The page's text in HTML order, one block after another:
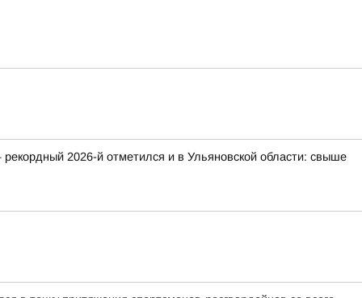
2026-й отметился и в Ульяновской области: свыше